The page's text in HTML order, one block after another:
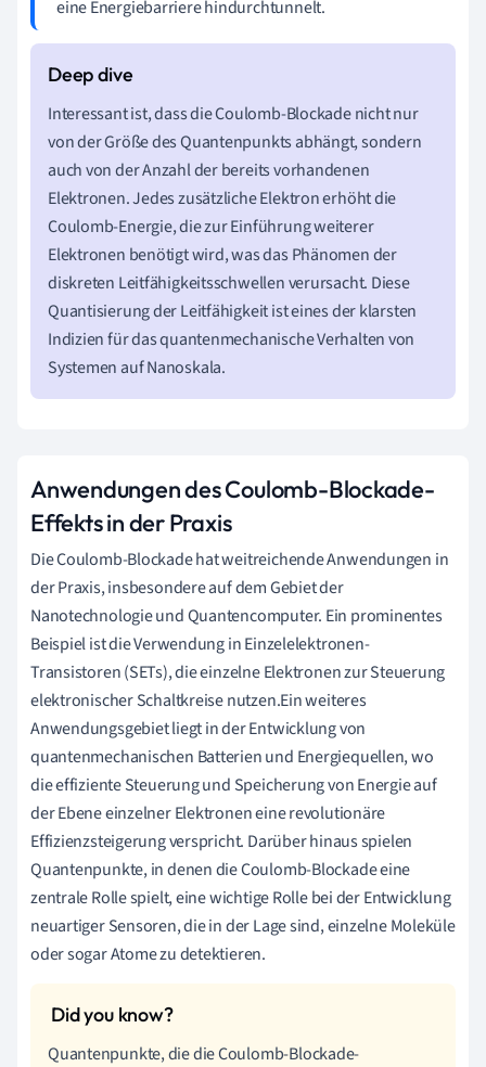
eine Energiebarriere hindurchtunnelt.
Interessant ist, dass die Coulomb-Blockade nicht nur
von der Größe des Quantenpunkts abhängt, sondern
auch von der Anzahl der bereits vorhandenen
Elektronen. Jedes zusätzliche Elektron erhöht die
Coulomb-Energie, die zur Einführung weiterer
Elektronen benötigt wird, was das Phänomen der
diskreten Leitfähigkeitsschwellen verursacht. Diese
Quantisierung der Leitfähigkeit ist eines der klarsten
Indizien für das quantenmechanische Verhalten von
Systemen auf Nanoskala.
Anwendungen des Coulomb-Blockade-
Effekts in der Praxis
Die Coulomb-Blockade hat weitreichende Anwendungen in
der Praxis, insbesondere auf dem Gebiet der
Nanotechnologie und Quantencomputer. Ein prominentes
Beispiel ist die Verwendung in Einzelelektronen-
Transistoren (SETs), die einzelne Elektronen zur Steuerung
elektronischer Schaltkreise nutzen.Ein weiteres
Anwendungsgebiet liegt in der Entwicklung von
quantenmechanischen Batterien und Energiequellen, wo
die effiziente Steuerung und Speicherung von Energie auf
der Ebene einzelner Elektronen eine revolutionäre
Effizienzsteigerung verspricht. Darüber hinaus spielen
Quantenpunkte, in denen die Coulomb-Blockade eine
zentrale Rolle spielt, eine wichtige Rolle bei der Entwicklung
neuartiger Sensoren, die in der Lage sind, einzelne Moleküle
oder sogar Atome zu detektieren.
Quantenpunkte, die die Coulomb-Blockade-